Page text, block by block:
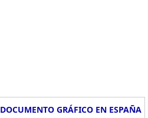
DOCUMENTO GRÁFICO EN ESPAÑA